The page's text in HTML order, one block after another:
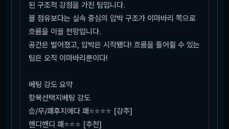
된 구조적 강점을 가진 팀입니다.
볼 점유보다는 실속 중심의 압박 구조가 이마바리 쪽으로
흐름을 이끌 전망입니다.
공간은 벌어졌고, 압박은 시작됐다! 흐름을 틀어쥘 수 있는
팀은 오직 이마바리뿐이다!
베팅 강도 요약
항목선택지 베팅 강도
승/무/패후지에다 패⭐⭐⭐⭐ [강추]
핸디핸디 패⭐⭐⭐ [추천]